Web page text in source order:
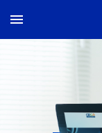
Skip to main